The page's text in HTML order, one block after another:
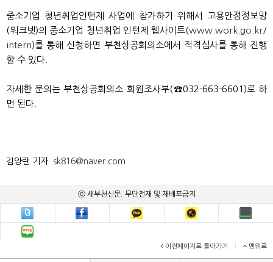
중소기업 청년취업인턴제 사업에 참가하기 위해서 고용안정정보망
(워크넷)의 중소기업 청년취업 인턴제 웹사이트(www.work.go.kr/
intern)를 통해 신청하면 부천상공회의소에서 적격심사를 통해 진행
할 수 있다.
자세한 문의는 부천상공회의소 회원조사부(☎032-663-6601)로 하
면 된다.
김양란 기자 sk816@naver.com
ⓒ 새부천신문. 무단전재 및 재배포금지
이전페이지로 돌아가기 맨위로